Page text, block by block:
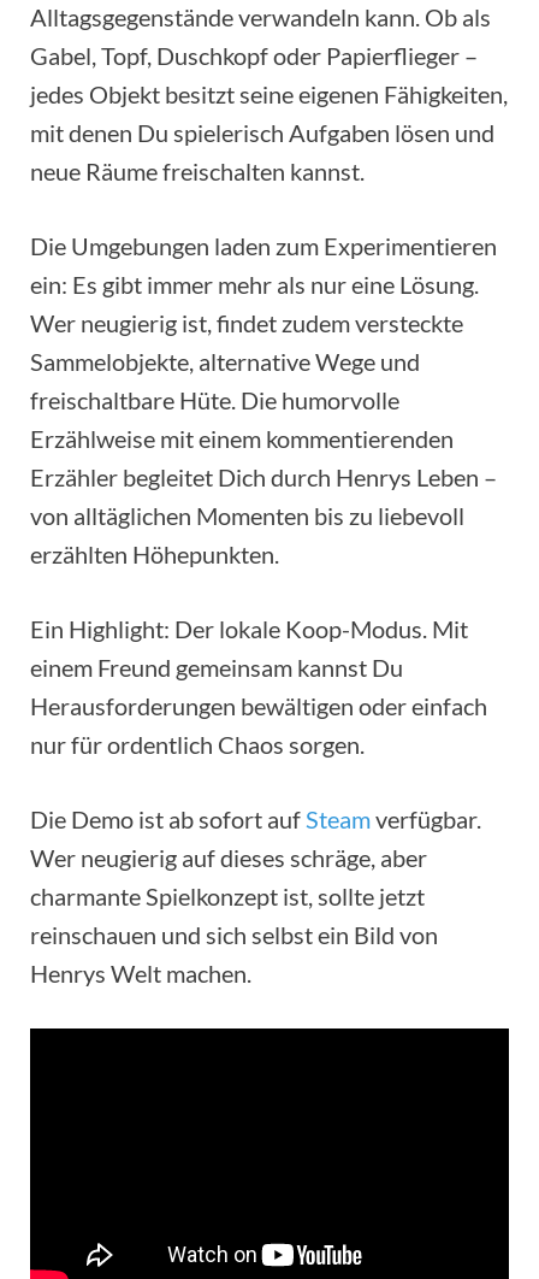
Alltagsgegenstände verwandeln kann. Ob als
Gabel, Topf, Duschkopf oder Papierflieger –
jedes Objekt besitzt seine eigenen Fähigkeiten,
mit denen Du spielerisch Aufgaben lösen und
neue Räume freischalten kannst.
Die Umgebungen laden zum Experimentieren
ein: Es gibt immer mehr als nur eine Lösung.
Wer neugierig ist, findet zudem versteckte
Sammelobjekte, alternative Wege und
freischaltbare Hüte. Die humorvolle
Erzählweise mit einem kommentierenden
Erzähler begleitet Dich durch Henrys Leben –
von alltäglichen Momenten bis zu liebevoll
erzählten Höhepunkten.
Ein Highlight: Der lokale Koop-Modus. Mit
einem Freund gemeinsam kannst Du
Herausforderungen bewältigen oder einfach
nur für ordentlich Chaos sorgen.
Die Demo ist ab sofort aufSteamverfügbar.
Wer neugierig auf dieses schräge, aber
charmante Spielkonzept ist, sollte jetzt
reinschauen und sich selbst ein Bild von
Henrys Welt machen.